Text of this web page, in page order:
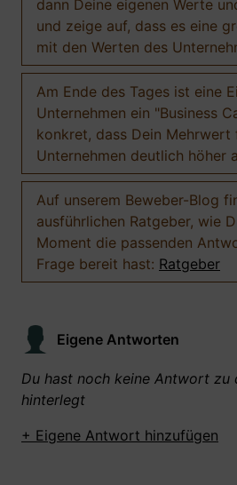
dann Deine eigenen Werte
und zeige auf, dass es eine
mit den Werten des
Am Ende des Tages ist eine
Unternehmen ein "Business
konkret, dass Dein Mehrwert
Unternehmen deutlich höher
Auf unserem Beweber-Blog
ausführlichen Ratgeber, wie
Moment die passenden
Frage bereit hast: Ratgeber
Eigene Antworten
Du hast noch keine Antwort zu
hinterlegt
+ Eigene Antwort hinzufügen